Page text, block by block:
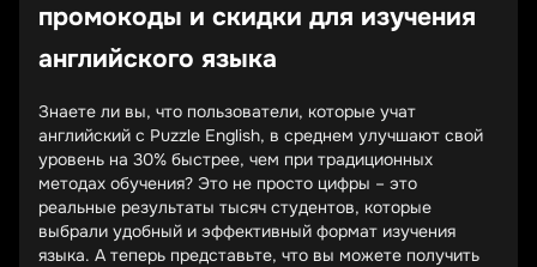
промокоды и скидки для изучения
английского языка
Знаете ли вы, что пользователи, которые учат
английский с Puzzle English, в среднем улучшают свой
уровень на 30% быстрее, чем при традиционных
методах обучения? Это не просто цифры – это
реальные результаты тысяч студентов, которые
выбрали удобный и эффективный формат изучения
языка. А теперь представьте, что вы можете получить